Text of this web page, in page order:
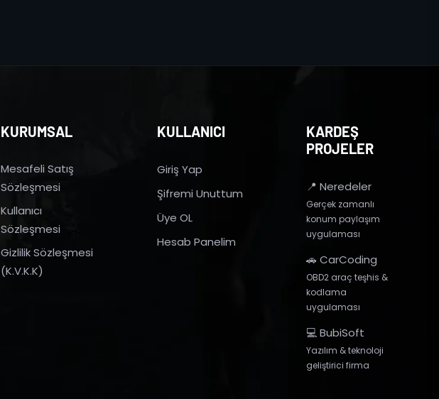
KURUMSAL
Mesafeli Satış
Sözleşmesi
Kullanıcı
Sözleşmesi
Gizlilik Sözleşmesi
(K.V.K.K)
KULLANICI
Giriş Yap
Şifremi Unuttum
Üye OL
Hesab Panelim
KARDEŞ
PROJELER
📍 Neredeler
Gerçek zamanlı
konum paylaşım
uygulaması
🚗 CarCoding
OBD2 araç teşhis &
kodlama
uygulaması
💻 BubiSoft
Yazılım & teknoloji
geliştirici firma